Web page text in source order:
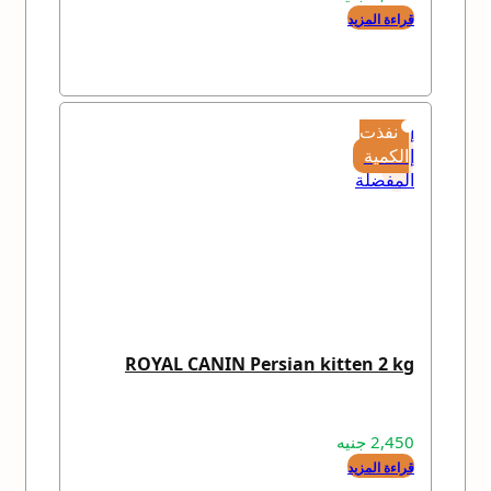
قراءة المزيد
نفذت
الكمية
إضافة
إلى
المفضلة
ROYAL CANIN Persian kitten 2 kg
2,450 جنيه
قراءة المزيد